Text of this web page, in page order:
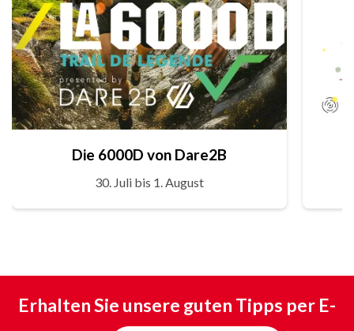
Die 6000D von Dare2B
30. Juli bis 1. August
Erhalten Sie unsere guten Tipps per E-